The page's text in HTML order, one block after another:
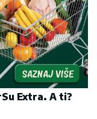
Extra. A ti?